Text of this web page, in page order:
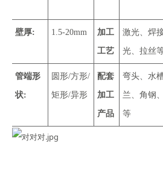
壁厚: 1.5-20mm 加工
工艺
激光、焊
光、拉丝
管端形
状:
圆形/方形/
矩形/异形
配套
加工
产品
弯头、水
兰、角钢
等